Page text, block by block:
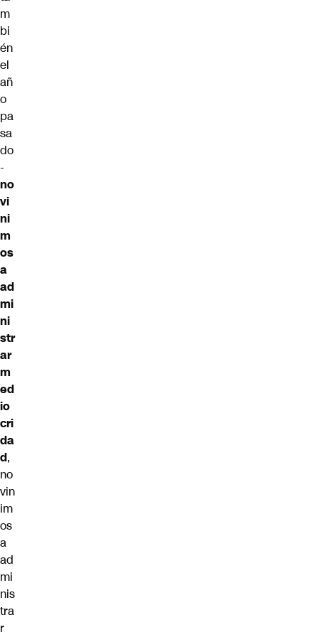
m
bi
én
el
añ
o
pa
sa
do
-
no
vi
ni
m
os
a
ad
mi
ni
str
ar
m
ed
io
cri
da
d,
no
vin
im
os
a
ad
mi
nis
tra
r